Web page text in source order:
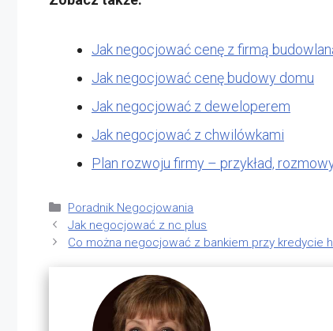
Jak negocjować cenę z firmą
Jak negocjować cenę budowy domu
Jak negocjować z deweloperem
Jak negocjować z chwilówkami
Plan rozwoju firmy – przykład,
Kategorie
Poradnik Negocjowania
Jak negocjować z nc plus
Co można negocjować z bankiem przy kredycie